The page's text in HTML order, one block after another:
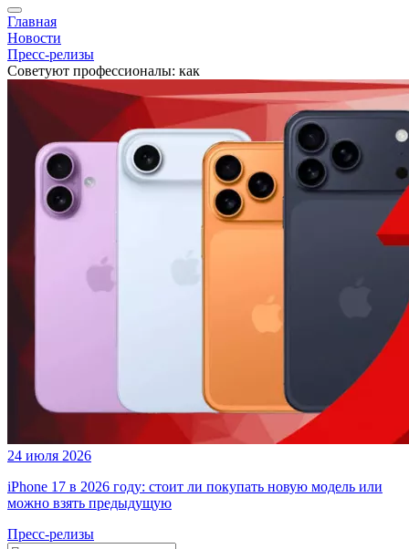
Главная
Новости
Пресс-релизы
Советуют профессионалы: как
24 июля 2026
iPhone 17 в 2026 году: стоит ли покупать новую модель или
можно взять предыдущую
Пресс-релизы